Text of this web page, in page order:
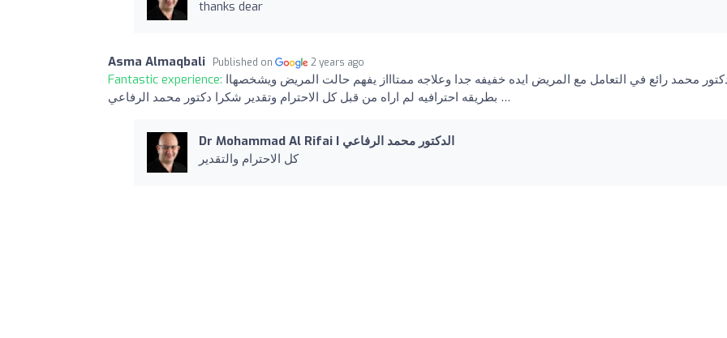
thanks dear
Asma Almaqbali Published on 2 years ago
Fantastic experience: محمد رائع في التعامل مع المريض ايده خفيفه جدا وعلاجه ممتاااز يفهم حالت المريض ويشخصهاا
بطريقه احترافيه لم اراه من قبل كل الاحترام وتقدير شكرا دكتور محمد الرفاعي …
Dr Mohammad Al Rifai I الدكتور محمد الرفاعي
كل الاحترام والتقدير